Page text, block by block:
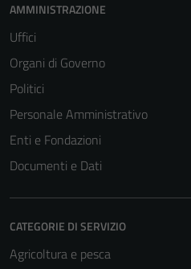
AMMINISTRAZIONE
Uffici
Organi di Governo
Politici
Personale Amministrativo
Enti e Fondazioni
Documenti e Dati
CATEGORIE DI SERVIZIO
Agricoltura e pesca